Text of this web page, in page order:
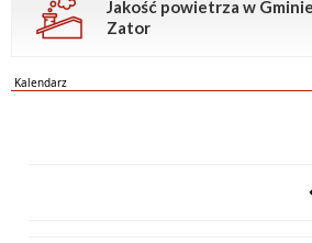
Jakość powietrza w Gminie
Zator
Kalendarz